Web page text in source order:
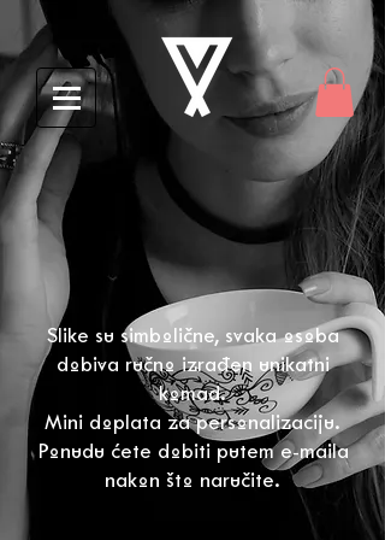
Slike su simbolične, svaka osoba
dobiva ručno izrađen unikatni
komad.
Mini doplata za personalizaciju.
Ponudu ćete dobiti putem e-maila
nakon što naručite.